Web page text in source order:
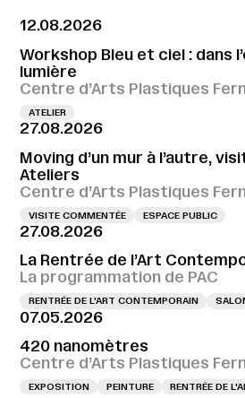
12.08.2026
Workshop Bleu et ciel : dans
lumière
Centre d’Arts Plastiques
ATELIER
27.08.2026
Moving d’un mur à l’autre,
Ateliers
Centre d’Arts Plastiques
VISITE COMMENTÉE ESPACE PUBLIC
27.08.2026
La Rentrée de l’Art
La programmation de PAC
RENTRÉE DE L'ART CONTEMPORAIN
07.05.2026
420 nanomètres
Centre d’Arts Plastiques
EXPOSITION PEINTURE RENTRÉE DE